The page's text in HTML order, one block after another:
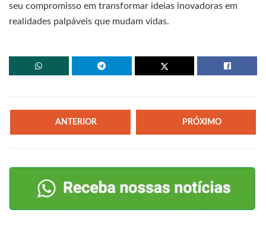
seu compromisso em transformar ideias inovadoras em
realidades palpáveis que mudam vidas.
ANTERIOR PRÓXIMO